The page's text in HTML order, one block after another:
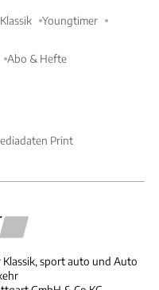
Youngtimer
Abo & Hefte
Print
sport auto und Auto